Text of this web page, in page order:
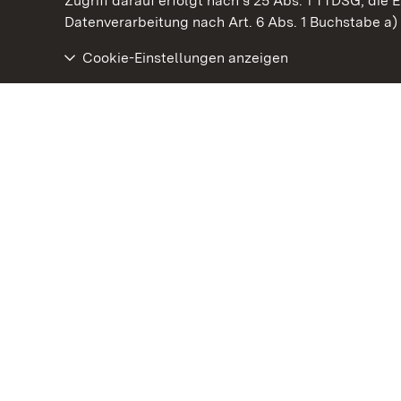
Datenverarbeitung nach Art. 6 Abs. 1 Buchstabe a)
Cookie-Einstellungen anzeigen